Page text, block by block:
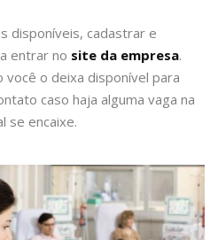
disponíveis, cadastrar e
entrar no site da empresa.
você o deixa disponível para
caso haja alguma vaga na
se encaixe.